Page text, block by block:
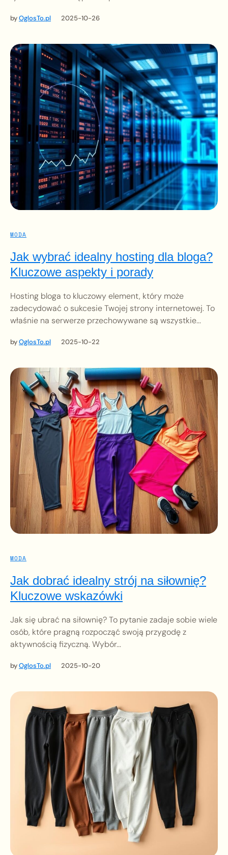
byOglosTo.pl 2025-10-26
MODA
Jak wybrać idealny hosting dla bloga?
Kluczowe aspekty i porady
Hosting bloga to kluczowy element, który może
zadecydować o sukcesie Twojej strony internetowej. To
właśnie na serwerze przechowywane są wszystkie...
byOglosTo.pl 2025-10-22
MODA
Jak dobrać idealny strój na siłownię?
Kluczowe wskazówki
Jak się ubrać na siłownię? To pytanie zadaje sobie wiele
osób, które pragną rozpocząć swoją przygodę z
aktywnością fizyczną. Wybór...
byOglosTo.pl 2025-10-20